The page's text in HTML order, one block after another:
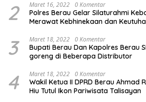
2 Maret 16, 2022 0 Komentar
Polres Berau Gelar Silaturahmi
Merawat Kebhinekaan dan
3 Maret 18, 2022 0 Komentar
Bupati Berau Dan Kapolres Berau
goreng di Beberapa Distributor
4 Maret 18, 2022 0 Komentar
Wakil Ketua II DPRD Berau Ahmad
Hiu Tutul Ikon Pariwisata Talisayan